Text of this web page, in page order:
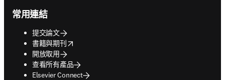
常用連結
提交論文
書籍與期刊
opens in new tab/window
開放取用
查看所有產品
Elsevier Connect